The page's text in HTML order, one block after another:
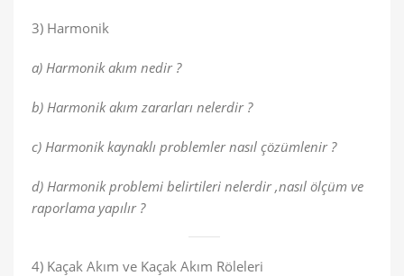
3) Harmonik
a) Harmonik akım nedir ?
b) Harmonik akım zararları nelerdir ?
c) Harmonik kaynaklı problemler nasıl çözümlenir ?
d) Harmonik problemi belirtileri nelerdir ,nasıl ölçüm ve
raporlama yapılır ?
4) Kaçak Akım ve Kaçak Akım Röleleri